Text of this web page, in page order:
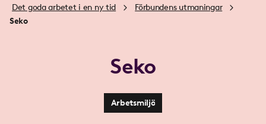
Det goda arbetet i en ny tid
Förbundens utmaningar
Seko
Seko
Arbetsmiljö